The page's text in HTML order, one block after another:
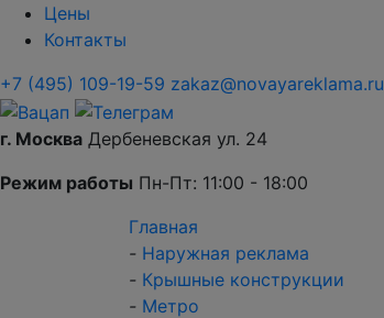
Цены
Контакты
+7 (495) 109-19-59 zakaz@novayareklama.ru
г. Москва Дербеневская ул. 24
Режим работы Пн-Пт: 11:00 - 18:00
Главная
- Наружная реклама
- Крышные конструкции
- Метро